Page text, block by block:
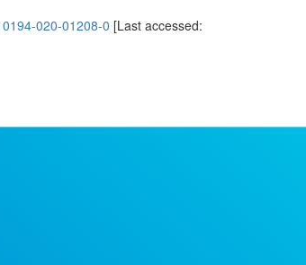
020-01208-0 [Last accessed: